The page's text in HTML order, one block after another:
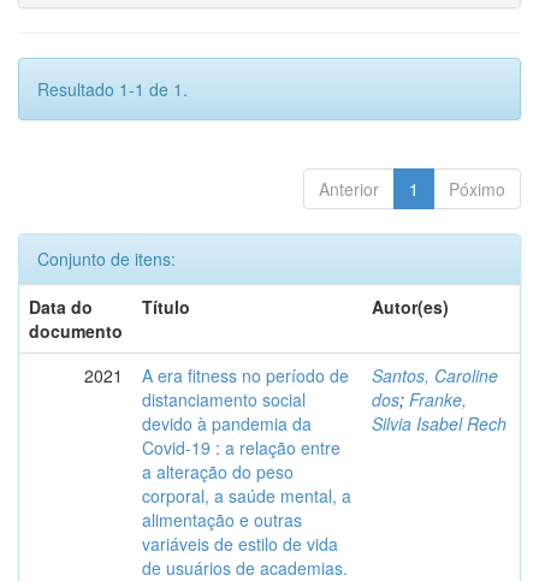
Resultado 1-1 de 1.
Anterior 1 Póximo
Conjunto de itens:
Data do
documento
Título Autor(es)
2021
A era fitness no período de
distanciamento social
devido à pandemia da
Covid-19 : a relação entre
a alteração do peso
corporal, a saúde mental, a
alimentação e outras
variáveis de estilo de vida
de usuários de academias.
Santos, Caroline
dos; Franke,
Silvia Isabel Rech